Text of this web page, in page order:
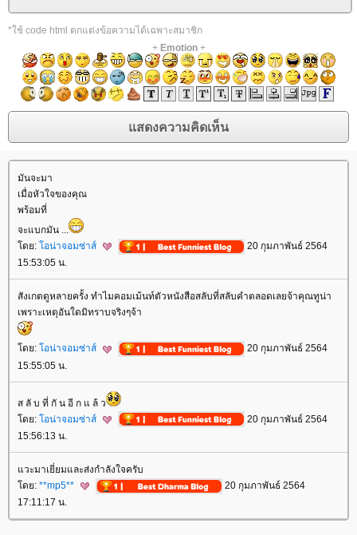
*ใช้ code html ตกแต่งข้อความได้เฉพาะสมาชิก
+ Emotion+
มันจะมา
เมื่อหัวใจของคุณ
พร้อมที่
จะแบกมัน ...
ดย: อน่าจอมซ่าส์
20 กุมภาพันธ์ 2564
15:53:05 น.
สังเกตดูหลายครั้ง ทำไมคอมเม้นท์ตัวหนังสือสลับที่สลับคำตลอดเลยจ้าคุณทูน่า
เพราะเหตุอันใดมิทราบจริงๆจ้า
ดย: อน่าจอมซ่าส์
20 กุมภาพันธ์ 2564
15:55:05 น.
ส ลั บ ที่ กั น อี ก แ ล้ ว
ดย: อน่าจอมซ่าส์
20 กุมภาพันธ์ 2564
15:56:13 น.
วะมาเยี่ยมและส่งกำลังใจครับ
ดย: **mp5**
20 กุมภาพันธ์ 2564
17:11:17 น.